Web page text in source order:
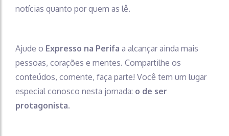
notícias quanto por quem as lê.
Ajude o Expresso na Perifa a alcançar ainda mais
pessoas, corações e mentes. Compartilhe os
conteúdos, comente, faça parte! Você tem um lugar
especial conosco nesta jornada: o de ser
protagonista.